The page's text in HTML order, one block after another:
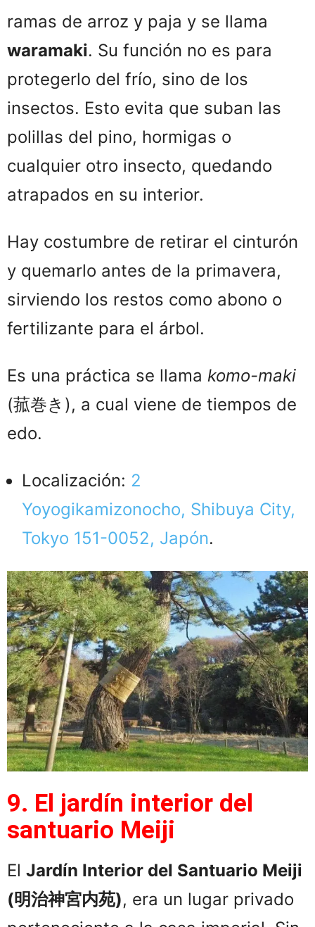
ramas de arroz y paja y se llama
waramaki. Su función no es para
protegerlo del frío, sino de los
insectos. Esto evita que suban las
polillas del pino, hormigas o
cualquier otro insecto, quedando
atrapados en su interior.
Hay costumbre de retirar el cinturón
y quemarlo antes de la primavera,
sirviendo los restos como abono o
fertilizante para el árbol.
Es una práctica se llama komo-maki
(菰巻き), a cual viene de tiempos de
edo.
Localización: 2
Yoyogikamizonocho, Shibuya City,
Tokyo 151-0052, Japón.
9. El jardín interior del
santuario Meiji
El Jardín Interior del Santuario Meiji
(明治神宮内苑), era un lugar privado